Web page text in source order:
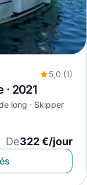
5,0 (1)
2021
long
Skipper
De322 €/jour